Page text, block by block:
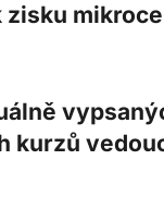
zisku
kurzů